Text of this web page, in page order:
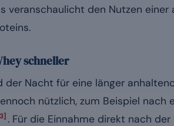
veranschaulicht den Nutzen
schneller
der Nacht für eine länger
nützlich, zum Beispiel nach
. Für die Einnahme direkt nach